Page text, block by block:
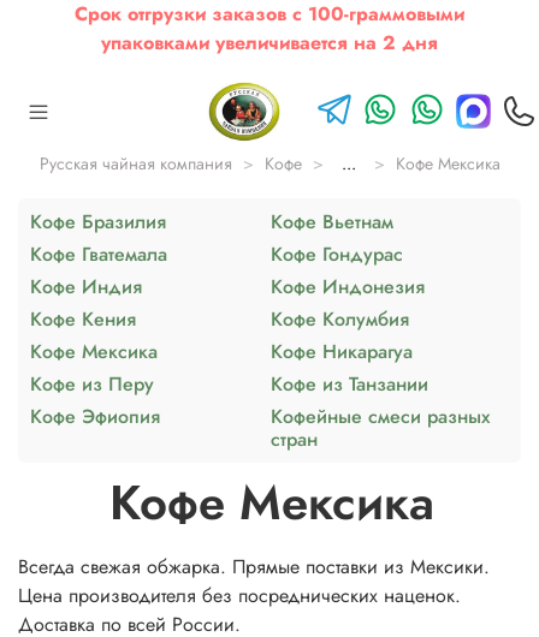
Срок отгрузки заказов с 100-граммовыми
упаковками увеличивается на 2 дня
Русская чайная компания Кофе ... Кофе Мексика
Кофе Бразилия
Кофе Вьетнам
Кофе Гватемала
Кофе Гондурас
Кофе Индия
Кофе Индонезия
Кофе Кения
Кофе Колумбия
Кофе Мексика
Кофе Никарагуа
Кофе из Перу
Кофе из Танзании
Кофе Эфиопия
Кофейные смеси разных
стран
Кофе Мексика
Всегда свежая обжарка. Прямые поставки из Мексики.
Цена производителя без посреднических наценок.
Доставка по всей России.